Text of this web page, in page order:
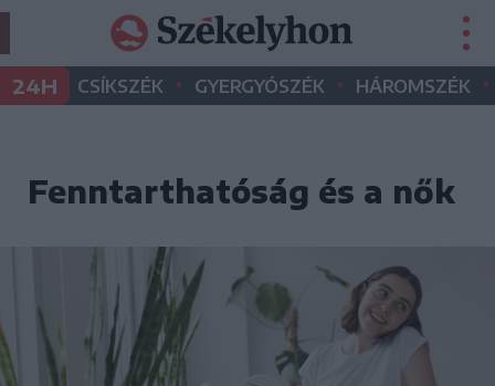
24H CSÍKSZÉK • GYERGYÓSZÉK • HÁROMSZÉK •
Fenntarthatóság és a nők